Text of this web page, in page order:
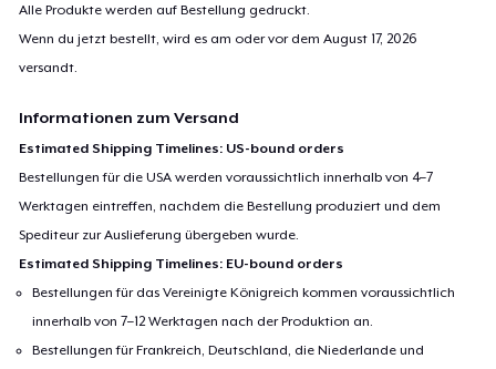
Alle Produkte werden auf Bestellung gedruckt.
Wenn du jetzt bestellt, wird es am oder vor demAugust 17, 2026
versandt.
Informationen zum Versand
Estimated Shipping Timelines: US-bound orders
Bestellungen für die USA werden voraussichtlich innerhalb von 4–7
Werktagen eintreffen, nachdem die Bestellung produziert und dem
Spediteur zur Auslieferung übergeben wurde.
Estimated Shipping Timelines: EU-bound orders
Bestellungen für das Vereinigte Königreich kommen voraussichtlich
innerhalb von 7–12 Werktagen nach der Produktion an.
Bestellungen für Frankreich, Deutschland, die Niederlande und